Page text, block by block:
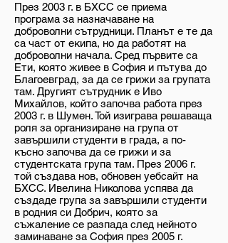
През 2003 г. в БХСС се приема
програма за назначаване на
доброволни сътрудници. Планът е те да
са част от екипа, но да работят на
доброволни начала. Сред първите са
Ети, която живее в София и пътува до
Благоевград, за да се грижи за групата
там. Другият сътрудник е Иво
Mихайлов, който започва работа през
2003 г. в Шумен. Той изиграва решаваща
роля за организиране на група от
завършили студенти в града, а по-
късно започва да се грижи и за
студентската група там. През 2006 г.
той създава нов, обновен уебсайт на
БХСС. Ивелина Николова успява да
създаде група за завършили студенти
в родния си Добрич, която за
съжаление се разпада след нейното
заминаване за София през 2005 г.